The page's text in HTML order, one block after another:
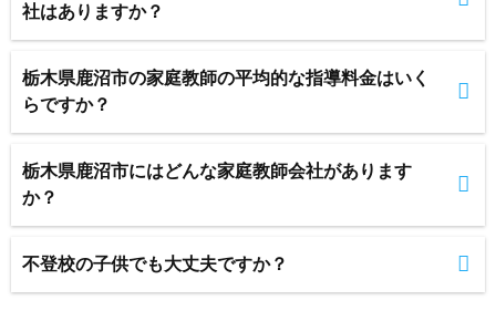
社はありますか？
栃木県鹿沼市の家庭教師の平均的な指導料金はいく
らですか？
栃木県鹿沼市にはどんな家庭教師会社があります
か？
不登校の子供でも大丈夫ですか？